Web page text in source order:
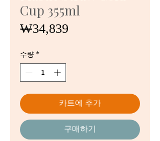
Cup 355ml
₩34,839
수량 *
카트에 추가
구매하기